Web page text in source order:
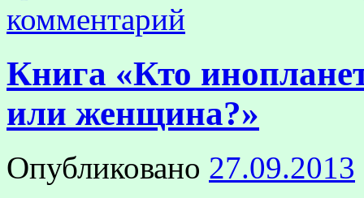
комментарий
Книга «Кто
или женщина?»
Опубликовано 27.09.2013